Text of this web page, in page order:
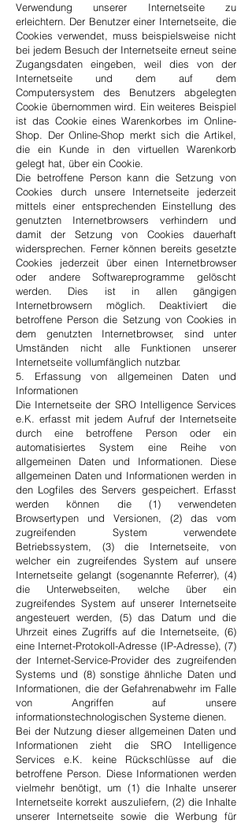
Verwendung unserer Internetseite zu
erleichtern. Der Benutzer einer Internetseite, die
Cookies verwendet, muss beispielsweise nicht
bei jedem Besuch der Internetseite erneut seine
Zugangsdaten eingeben, weil dies von der
Internetseite und dem auf dem
Computersystem des Benutzers abgelegten
Cookie übernommen wird. Ein weiteres Beispiel
ist das Cookie eines Warenkorbes im Online-
Shop. Der Online-Shop merkt sich die Artikel,
die ein Kunde in den virtuellen Warenkorb
gelegt hat, über ein Cookie.
Die betroffene Person kann die Setzung von
Cookies durch unsere Internetseite jederzeit
mittels einer entsprechenden Einstellung des
genutzten Internetbrowsers verhindern und
damit der Setzung von Cookies dauerhaft
widersprechen. Ferner können bereits gesetzte
Cookies jederzeit über einen Internetbrowser
oder andere Softwareprogramme gelöscht
werden. Dies ist in allen gängigen
Internetbrowsern möglich. Deaktiviert die
betroffene Person die Setzung von Cookies in
dem genutzten Internetbrowser, sind unter
Umständen nicht alle Funktionen unserer
Internetseite vollumfänglich nutzbar.
5. Erfassung von allgemeinen Daten und
Informationen
Die Internetseite der SRO Intelligence Services
e.K. erfasst mit jedem Aufruf der Internetseite
durch eine betroffene Person oder ein
automatisiertes System eine Reihe von
allgemeinen Daten und Informationen. Diese
allgemeinen Daten und Informationen werden in
den Logfiles des Servers gespeichert. Erfasst
werden können die (1) verwendeten
Browsertypen und Versionen, (2) das vom
zugreifenden System verwendete
Betriebssystem, (3) die Internetseite, von
welcher ein zugreifendes System auf unsere
Internetseite gelangt (sogenannte Referrer), (4)
die Unterwebseiten, welche über ein
zugreifendes System auf unserer Internetseite
angesteuert werden, (5) das Datum und die
Uhrzeit eines Zugriffs auf die Internetseite, (6)
eine Internet-Protokoll-Adresse (IP-Adresse), (7)
der Internet-Service-Provider des zugreifenden
Systems und (8) sonstige ähnliche Daten und
Informationen, die der Gefahrenabwehr im Falle
von Angriffen auf unsere
informationstechnologischen Systeme dienen.
Bei der Nutzung dieser allgemeinen Daten und
Informationen zieht die SRO Intelligence
Services e.K. keine Rückschlüsse auf die
betroffene Person. Diese Informationen werden
vielmehr benötigt, um (1) die Inhalte unserer
Internetseite korrekt auszuliefern, (2) die Inhalte
unserer Internetseite sowie die Werbung für